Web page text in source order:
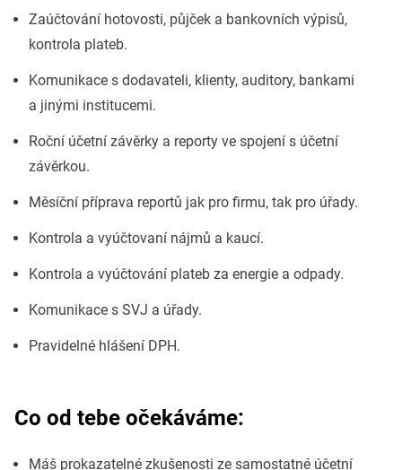
Zaúčtování hotovosti, půjček a bankovních výpisů,
kontrola plateb.
Komunikace s dodavateli, klienty, auditory, bankami
a jinými institucemi.
Roční účetní závěrky a reporty ve spojení s účetní
závěrkou.
Měsíční příprava reportů jak pro firmu, tak pro úřady.
Kontrola a vyúčtovaní nájmů a kaucí.
Kontrola a vyúčtování plateb za energie a odpady.
Komunikace s SVJ a úřady.
Pravidelné hlášení DPH.
Co od tebe očekáváme:
Máš prokazatelné zkušenosti ze samostatné účetní